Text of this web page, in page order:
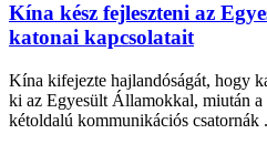
Kína kész fejleszteni az
katonai kapcsolatait
Kína kifejezte hajlandóságát, hogy
ki az Egyesült Államokkal, miután a
kétoldalú kommunikációs csatornák